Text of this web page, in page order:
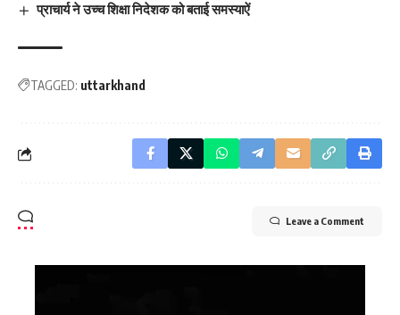
प्राचार्य ने उच्च शिक्षा निदेशक को बताई समस्याऐं
TAGGED: uttarkhand
Leave a Comment